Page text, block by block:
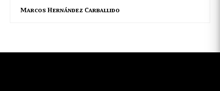
Marcos Hernández Carballido